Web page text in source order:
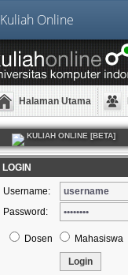
Kuliah Online
Halaman Utama
KULIAH ONLINE [BETA]
LOGIN
Username:
Password:
Dosen Mahasiswa